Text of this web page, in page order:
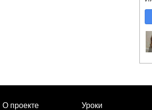
О проекте Уроки